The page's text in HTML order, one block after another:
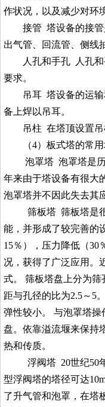
作状况，以及减少对环
接管 塔设备的接
出气管、回流管、侧线
人孔和手孔 人孔
要求。
吊耳 塔设备的运
备上焊以吊耳。
吊柱 在塔顶设置
（4）板式塔的常
泡罩塔 泡罩塔是
年来由于塔设备有很大
泡罩塔并不因此失去其
筛板塔 筛板塔是
能，并形成了较完善的
15％），压力降低（30
况，获得了广泛应用。
式。 筛板塔盘上分为筛
距与孔径的比为2.5～5
弹性较小。 与泡罩塔
盘。依靠溢流堰来保持
热和传质。
浮阀塔 20世纪50
型浮阀塔的塔径可达
了升气管和泡罩，在塔